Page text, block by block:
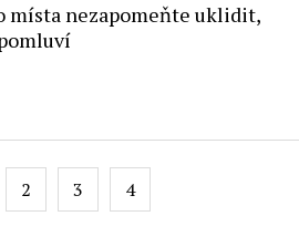
místa nezapomeňte uklidit,
2 3 4